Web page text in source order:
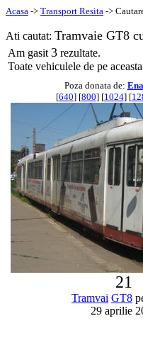
Acasa -> Transport Resita ->
Ati cautat: Tramvaie GT8
Am gasit 3 rezultate.
Toate vehiculele de pe
Poza donata de:
[640] [800] [1024] [
21
Tramvai GT8
29 aprilie